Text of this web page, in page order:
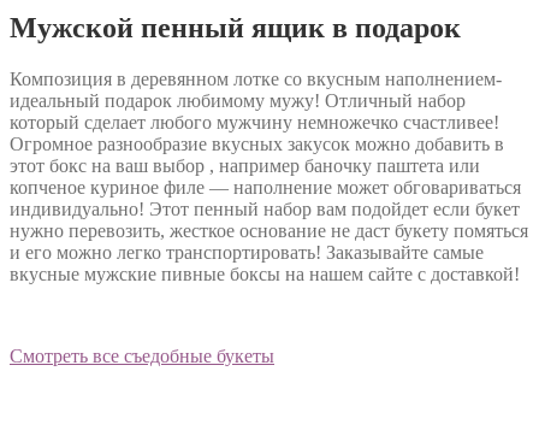
Мужской пенный ящик в подарок
Композиция в деревянном лотке со вкусным наполнением-
идеальный подарок любимому мужу! Отличный набор
который сделает любого мужчину немножечко счастливее!
Огромное разнообразие вкусных закусок можно добавить в
этот бокс на ваш выбор , например баночку паштета или
копченое куриное филе — наполнение может обговариваться
индивидуально! Этот пенный набор вам подойдет если букет
нужно перевозить, жесткое основание не даст букету помяться
и его можно легко транспортировать! Заказывайте самые
вкусные мужские пивные боксы на нашем сайте с доставкой!
Смотреть все съедобные букеты